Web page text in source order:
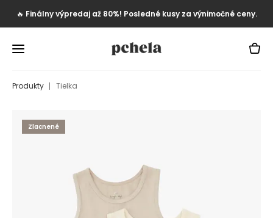
🔥 Finálny výpredaj až 80%! Posledné kusy za výnimočné ceny.
Produkty Tielka
Zlacnené